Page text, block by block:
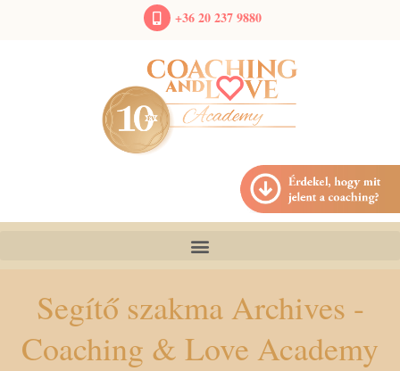
+36 20 237 9880
Segítő szakma Archives -
Coaching & Love Academy